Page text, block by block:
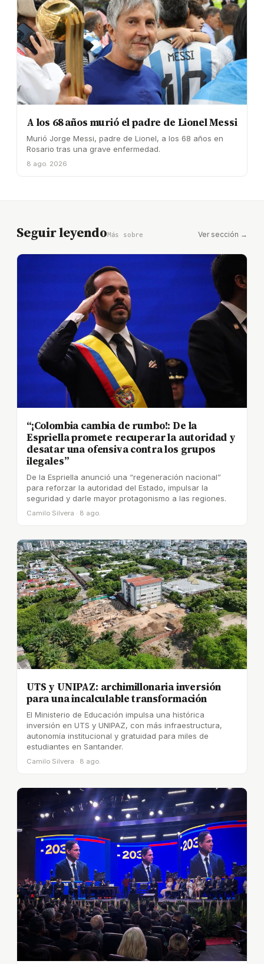
A los 68 años murió el padre de Lionel Messi
Murió Jorge Messi, padre de Lionel, a los 68 años en
Rosario tras una grave enfermedad.
8 ago. 2026
Seguir leyendoMás sobre Ver sección →
“¡Colombia cambia de rumbo!: De la
Espriella promete recuperar la autoridad y
desatar una ofensiva contra los grupos
ilegales”
De la Espriella anunció una “regeneración nacional”
para reforzar la autoridad del Estado, impulsar la
seguridad y darle mayor protagonismo a las regiones.
Camilo Silvera · 8 ago.
UTS y UNIPAZ: archimillonaria inversión
para una incalculable transformación
El Ministerio de Educación impulsa una histórica
inversión en UTS y UNIPAZ, con más infraestructura,
autonomía institucional y gratuidad para miles de
estudiantes en Santander.
Camilo Silvera · 8 ago.